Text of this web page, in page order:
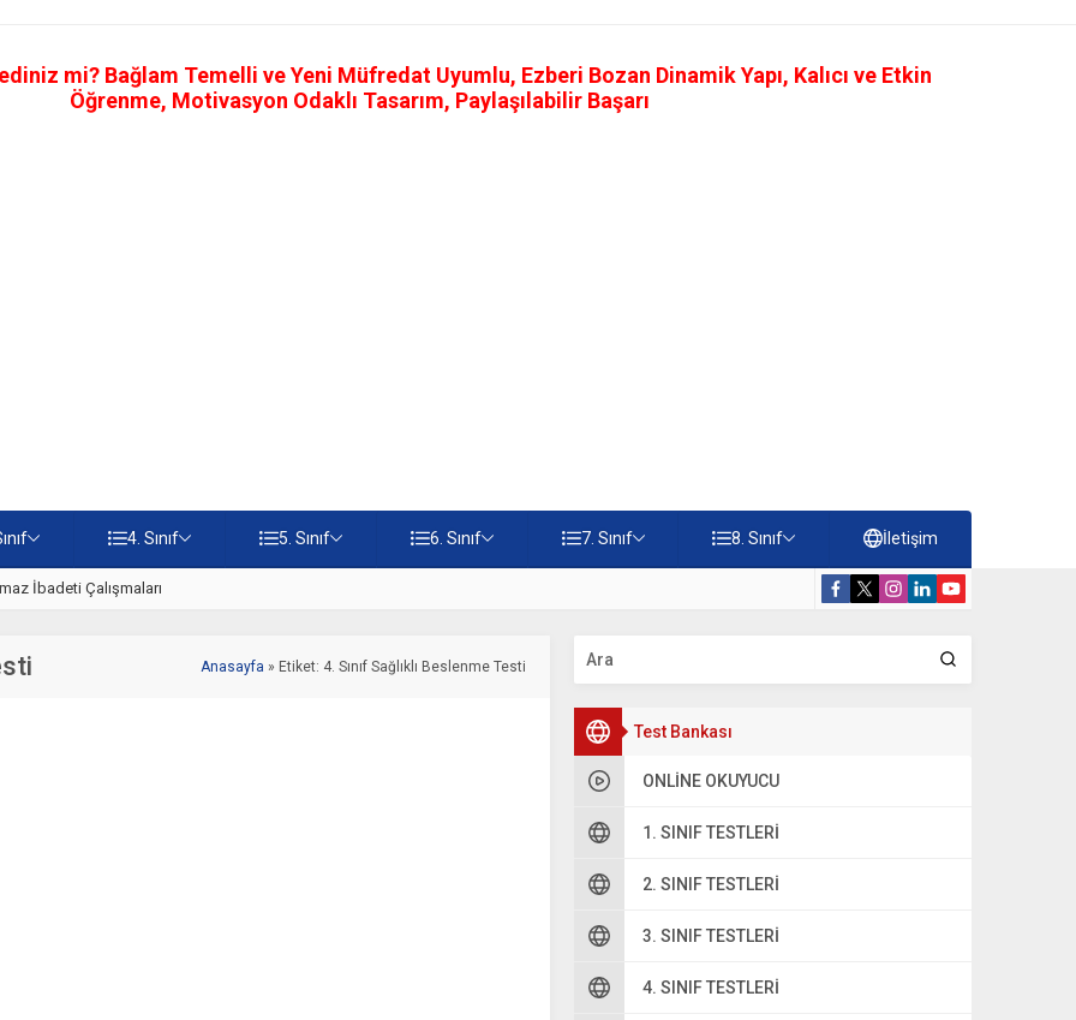
mi? Bağlam Temelli ve Yeni Müfredat Uyumlu, Ezberi Bozan Dinamik Yapı, Kalıcı ve Etkin
Öğrenme, Motivasyon Odaklı Tasarım, Paylaşılabilir Başarı
4. Sınıf 5. Sınıf 6. Sınıf 7. Sınıf 8. Sınıf İletişim
Test Bankası
ONLINE OKUYUCU
1. SINIF TESTLERI
2. SINIF TESTLERI
3. SINIF TESTLERI
4. SINIF TESTLERI
Anasayfa » Etiket: 4. Sınıf Sağlıklı Beslenme Testi